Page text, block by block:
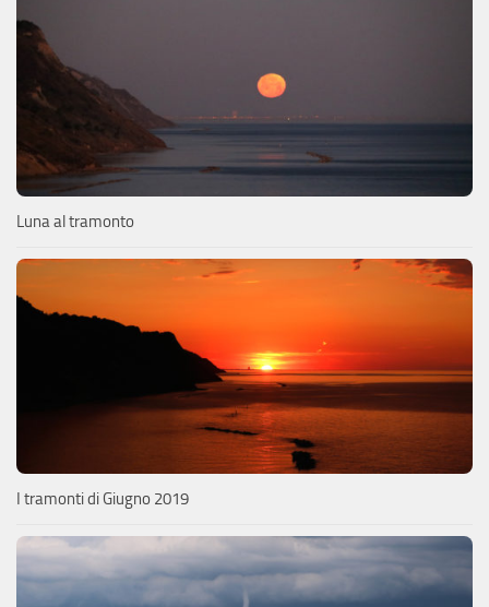
Luna al tramonto
I tramonti di Giugno 2019